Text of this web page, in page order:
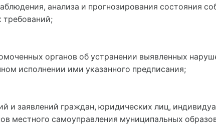
анализа и прогнозирования состояния
требований;
органов об устранении выявленных
исполнении ими указанного предписания;
и заявлений граждан, юридических лиц,
местного самоуправления муниципальных